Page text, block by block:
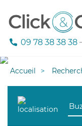
09 78 38 38 38
Accueil